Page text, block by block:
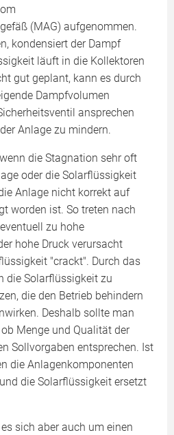
(MAG) aufgenommen.
kondensiert der Dampf
läuft in die Kollektoren
gut geplant, kann es durch
Dampfvolumen
ansprechen
Anlage zu mindern.
die Stagnation sehr oft
oder die Solarflüssigkeit
Anlage nicht korrekt auf
worden ist. So treten nach
zu hohe
hohe Druck verursacht
"crackt". Durch das
die Solarflüssigkeit zu
die den Betrieb behindern
Deshalb sollte man
Menge und Qualität der
Sollvorgaben entsprechen. Ist
die Anlagenkomponenten
die Solarflüssigkeit ersetzt
sich aber auch um einen